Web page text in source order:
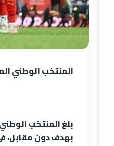
المنتخب الوطني
بلغ المنتخب
بهدف دون مقابل،